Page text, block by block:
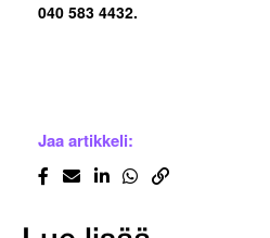
040 583 4432.
Jaa artikkeli: